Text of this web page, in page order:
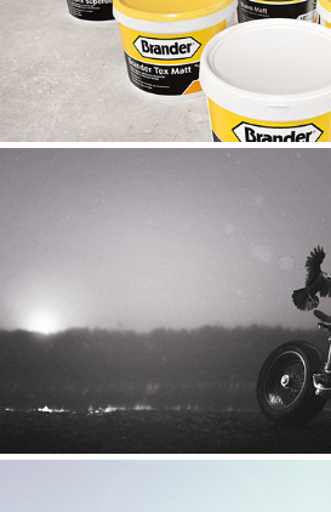
Non commissioned